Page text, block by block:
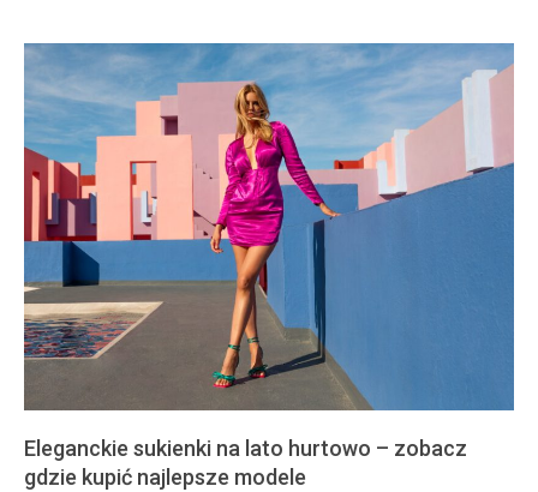
Eleganckie sukienki na lato hurtowo – zobacz
gdzie kupić najlepsze modele